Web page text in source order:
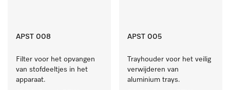
APST 008
Filter voor het opvangen
van stofdeeltjes in het
apparaat.
APST 005
Trayhouder voor het veilig
verwijderen van
aluminium trays.